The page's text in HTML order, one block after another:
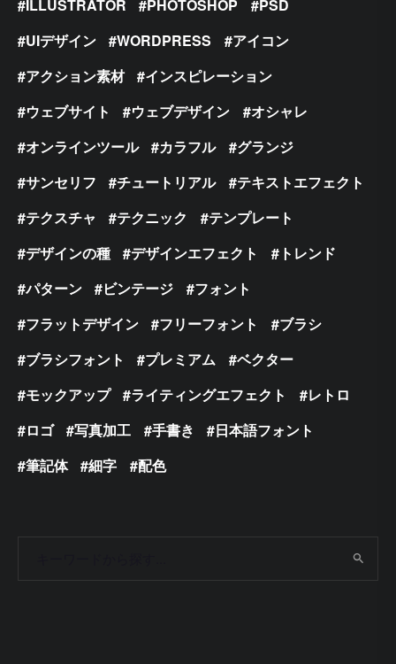
ILLUSTRATOR
PHOTOSHOP
PSD
UIデザイン
WORDPRESS
アイコン
アクション素材
インスピレーション
ウェブサイト
ウェブデザイン
オシャレ
オンラインツール
カラフル
グランジ
サンセリフ
チュートリアル
テキストエフェクト
テクスチャ
テクニック
テンプレート
デザインの種
デザインエフェクト
トレンド
パターン
ビンテージ
フォント
フラットデザイン
フリーフォント
ブラシ
ブラシフォント
プレミアム
ベクター
モックアップ
ライティングエフェクト
レトロ
ロゴ
写真加工 手書き
日本語フォント
筆記体
細字 配色